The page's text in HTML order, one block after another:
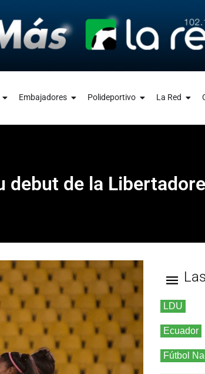
Embajadores Polideportivo La Red
de la
LDU
Ecuador
Fútbol